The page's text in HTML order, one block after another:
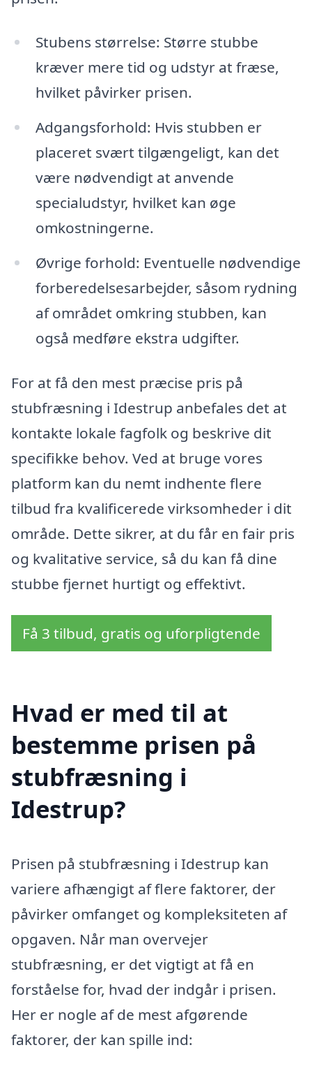
Stubens størrelse: Større stubbe
kræver mere tid og udstyr at fræse,
hvilket påvirker prisen.
Adgangsforhold: Hvis stubben er
placeret svært tilgængeligt, kan det
være nødvendigt at anvende
specialudstyr, hvilket kan øge
omkostningerne.
Øvrige forhold: Eventuelle nødvendige
forberedelsesarbejder, såsom rydning
af området omkring stubben, kan
også medføre ekstra udgifter.
For at få den mest præcise pris på
stubfræsning i Idestrup anbefales det at
kontakte lokale fagfolk og beskrive dit
specifikke behov. Ved at bruge vores
platform kan du nemt indhente flere
tilbud fra kvalificerede virksomheder i dit
område. Dette sikrer, at du får en fair pris
og kvalitative service, så du kan få dine
stubbe fjernet hurtigt og effektivt.
Få 3 tilbud, gratis og uforpligtende
Hvad er med til at
bestemme prisen på
stubfræsning i
Idestrup?
Prisen på stubfræsning i Idestrup kan
variere afhængigt af flere faktorer, der
påvirker omfanget og kompleksiteten af
opgaven. Når man overvejer
stubfræsning, er det vigtigt at få en
forståelse for, hvad der indgår i prisen.
Her er nogle af de mest afgørende
faktorer, der kan spille ind: